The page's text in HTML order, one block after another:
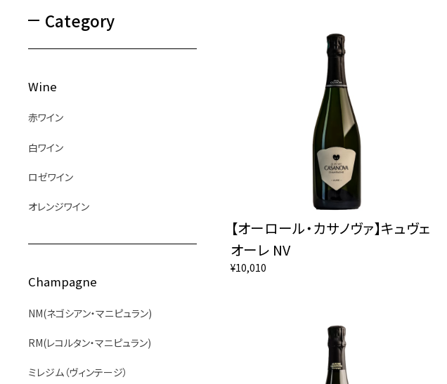
Category
Wine
赤ワイン
白ワイン
ロゼワイン
オレンジワイン
Champagne
NM(ネゴシアン・マニピュラン)
RM(レコルタン・マニピュラン)
ミレジム（ヴィンテージ）
【オーロール・カサノヴァ】キュヴェ
オーレ NV
¥10,010